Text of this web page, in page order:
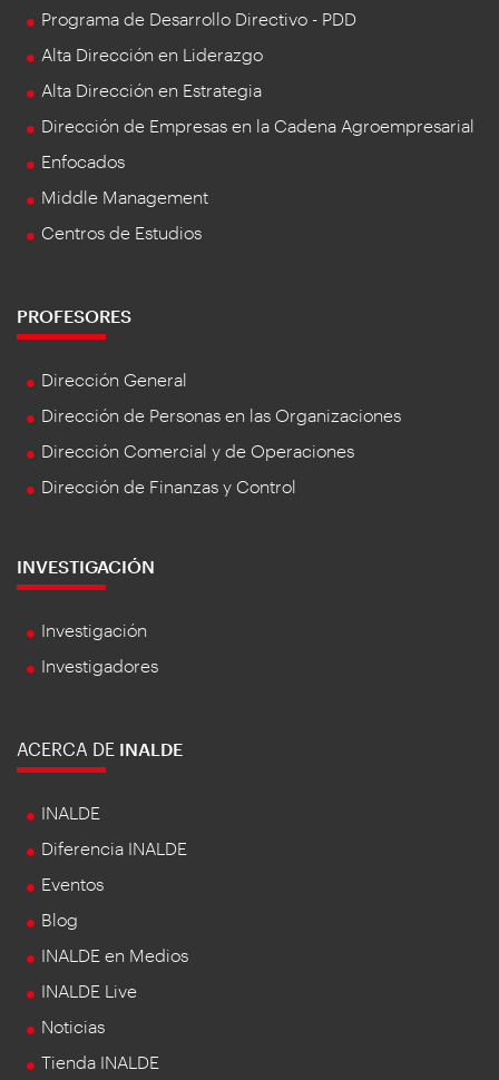
Programa de Desarrollo Directivo - PDD
Alta Dirección en Liderazgo
Alta Dirección en Estrategia
Dirección de Empresas en la Cadena Agroempresarial
Enfocados
Middle Management
Centros de Estudios
PROFESORES
Dirección General
Dirección de Personas en las Organizaciones
Dirección Comercial y de Operaciones
Dirección de Finanzas y Control
INVESTIGACIÓN
Investigación
Investigadores
ACERCA DE INALDE
INALDE
Diferencia INALDE
Eventos
Blog
INALDE en Medios
INALDE Live
Noticias
Tienda INALDE